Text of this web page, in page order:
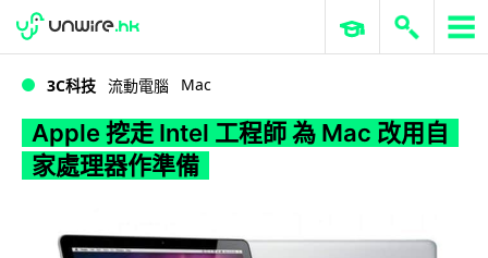
WWDC 2026 ERP 與商業 AI
3C科技 流動電腦 Mac
Apple 挖走 Intel 工程師 為 Mac 改用自
家處理器作準備